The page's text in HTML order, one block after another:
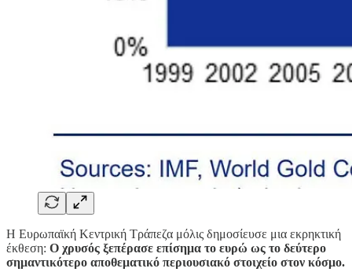
Η Ευρωπαϊκή Κεντρική Τράπεζα μόλις δημοσίευσε μια εκρηκτική
έκθεση: Ο χρυσός ξεπέρασε επίσημα το ευρώ ως το δεύτερο
σημαντικότερο αποθεματικό περιουσιακό στοιχείο στον κόσμο.